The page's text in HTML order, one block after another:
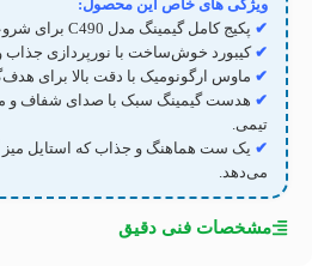
ویژگی های خاص این محصول:
✔ پکیج کامل گیمینگ مدل C490 برای
✔کیبورد خوش‌ساخت با نورپردازی جذاب
✔ ماوس ارگونومیک با دقت بالا برای
✔ هدست گیمینگ سبک با صدای شفاف و
تیمی.
✔ یک ست هماهنگ و جذاب که استایل میز
می‌دهد.
مشخصات فنی دقیق